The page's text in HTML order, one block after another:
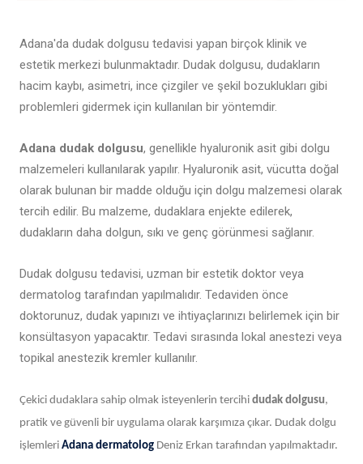
Adana'da dudak dolgusu tedavisi yapan birçok klinik ve
estetik merkezi bulunmaktadır. Dudak dolgusu, dudakların
hacim kaybı, asimetri, ince çizgiler ve şekil bozuklukları gibi
problemleri gidermek için kullanılan bir yöntemdir.
Adana dudak dolgusu, genellikle hyaluronik asit gibi dolgu
malzemeleri kullanılarak yapılır. Hyaluronik asit, vücutta doğal
olarak bulunan bir madde olduğu için dolgu malzemesi olarak
tercih edilir. Bu malzeme, dudaklara enjekte edilerek,
dudakların daha dolgun, sıkı ve genç görünmesi sağlanır.
Dudak dolgusu tedavisi, uzman bir estetik doktor veya
dermatolog tarafından yapılmalıdır. Tedaviden önce
doktorunuz, dudak yapınızı ve ihtiyaçlarınızı belirlemek için bir
konsültasyon yapacaktır. Tedavi sırasında lokal anestezi veya
topikal anestezik kremler kullanılır.
Çekici dudaklara sahip olmak isteyenlerin tercihi dudak dolgusu,
pratik ve güvenli bir uygulama olarak karşımıza çıkar. Dudak dolgu
işlemleri Adana dermatolog Deniz Erkan tarafından yapılmaktadır.